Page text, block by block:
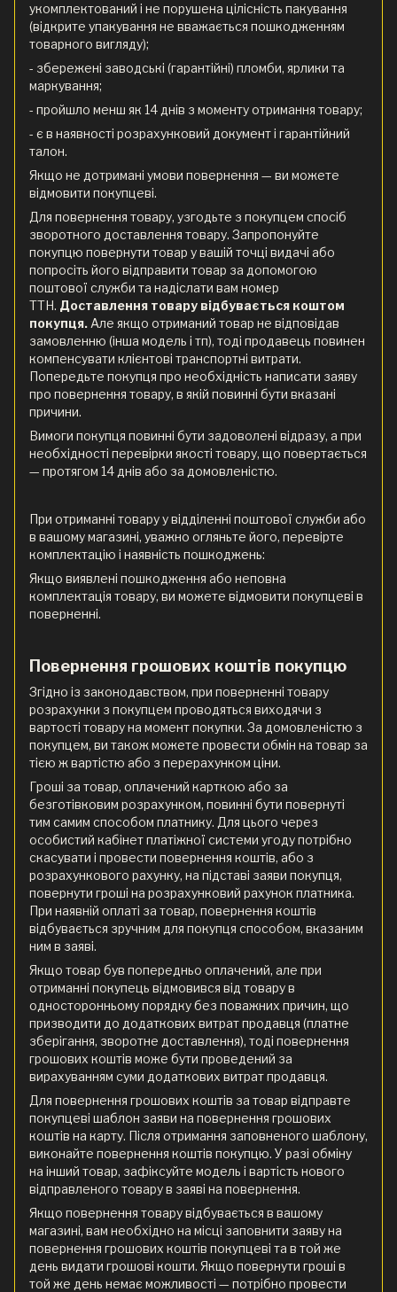
укомплектований і не порушена цілісність пакування
(відкрите упакування не вважається пошкодженням
товарного вигляду);
- збережені заводські (гарантійні) пломби, ярлики та
маркування;
- пройшло менш як 14 днів з моменту отримання товару;
- є в наявності розрахунковий документ і гарантійний
талон.
Якщо не дотримані умови повернення — ви можете
відмовити покупцеві.
Для повернення товару, узгодьте з покупцем спосіб
зворотного доставлення товару. Запропонуйте
покупцю повернути товар у вашій точці видачі або
попросіть його відправити товар за допомогою
поштової служби та надіслати вам номер
ТТН. Доставлення товару відбувається коштом
покупця. Але якщо отриманий товар не відповідав
замовленню (інша модель і тп), тоді продавець повинен
компенсувати клієнтові транспортні витрати.
Попередьте покупця про необхідність написати заяву
про повернення товару, в якій повинні бути вказані
причини.
Вимоги покупця повинні бути задоволені відразу, а при
необхідності перевірки якості товару, що повертається
— протягом 14 днів або за домовленістю.
При отриманні товару у відділенні поштової служби або
в вашому магазині, уважно огляньте його, перевірте
комплектацію і наявність пошкоджень:
Якщо виявлені пошкодження або неповна
комплектація товару, ви можете відмовити покупцеві в
поверненні.
Повернення грошових коштів покупцю
Згідно із законодавством, при поверненні товару
розрахунки з покупцем проводяться виходячи з
вартості товару на момент покупки. За домовленістю з
покупцем, ви також можете провести обмін на товар за
тією ж вартістю або з перерахунком ціни.
Гроші за товар, оплачений карткою або за
безготівковим розрахунком, повинні бути повернуті
тим самим способом платнику. Для цього через
особистий кабінет платіжної системи угоду потрібно
скасувати і провести повернення коштів, або з
розрахункового рахунку, на підставі заяви покупця,
повернути гроші на розрахунковий рахунок платника.
При наявній оплаті за товар, повернення коштів
відбувається зручним для покупця способом, вказаним
ним в заяві.
Якщо товар був попередньо оплачений, але при
отриманні покупець відмовився від товару в
односторонньому порядку без поважних причин, що
призводити до додаткових витрат продавця (платне
зберігання, зворотне доставлення), тоді повернення
грошових коштів може бути проведений за
вирахуванням суми додаткових витрат продавця.
Для повернення грошових коштів за товар відправте
покупцеві шаблон заяви на повернення грошових
коштів на карту. Після отримання заповненого шаблону,
виконайте повернення коштів покупцю. У разі обміну
на інший товар, зафіксуйте модель і вартість нового
відправленого товару в заяві на повернення.
Якщо повернення товару відбувається в вашому
магазині, вам необхідно на місці заповнити заяву на
повернення грошових коштів покупцеві та в той же
день видати грошові кошти. Якщо повернути гроші в
той же день немає можливості — потрібно провести